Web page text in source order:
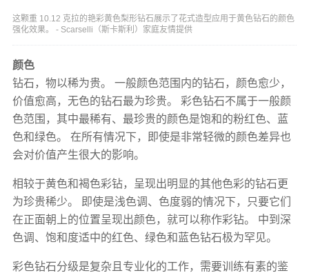
这颗重 10.12 克拉的艳彩黄色梨形钻石展示了花式造型应用于黄色钻石的颜色
强化效果。 - Scarselli（斯卡斯利）家庭友情提供
颜色
钻石，物以稀为贵。 一般颜色范围内的钻石，颜色愈少，
价值愈高，无色的钻石最为珍贵。 彩色钻石不属于一般颜
色范围，其中最稀有、最珍贵的颜色是饱和的粉红色、蓝
色和绿色。 在所有情况下，即使是非常轻微的颜色差异也
会对价值产生很大的影响。
相较于黄色和褐色彩钻，呈现出明显的其他色彩的钻石更
为珍贵稀少。 即使是浅色调、色度弱的情况下，只要它们
在正面朝上的位置呈现出颜色，就可以称作彩钻。 中到深
色调、饱和度适中的红色、绿色和蓝色钻石极为罕见。
彩色钻石分级是复杂且专业化的工作，需要训练有素的鉴